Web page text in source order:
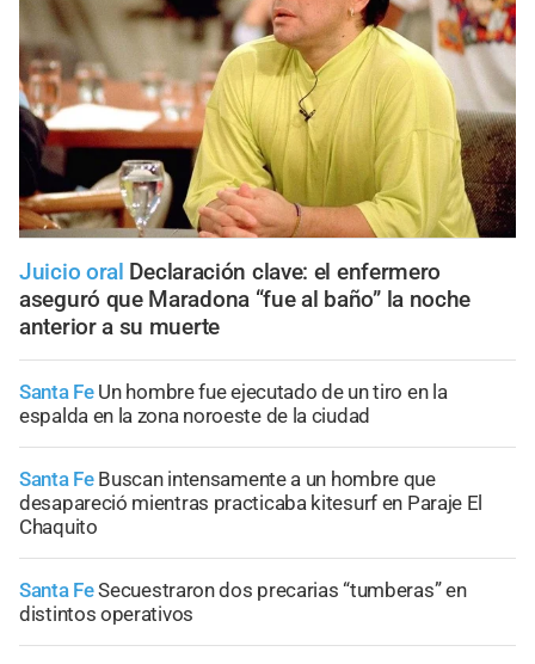
Juicio oral Declaración clave: el enfermero
aseguró que Maradona “fue al baño” la noche
anterior a su muerte
Santa Fe Un hombre fue ejecutado de un tiro en la
espalda en la zona noroeste de la ciudad
Santa Fe Buscan intensamente a un hombre que
desapareció mientras practicaba kitesurf en Paraje El
Chaquito
Santa FeSecuestraron dos precarias “tumberas” en
distintos operativos